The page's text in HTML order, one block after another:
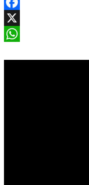
Facebook
X